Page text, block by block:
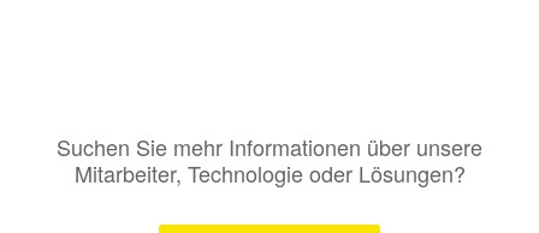
Suchen Sie mehr Informationen über unsere
Mitarbeiter, Technologie oder Lösungen?